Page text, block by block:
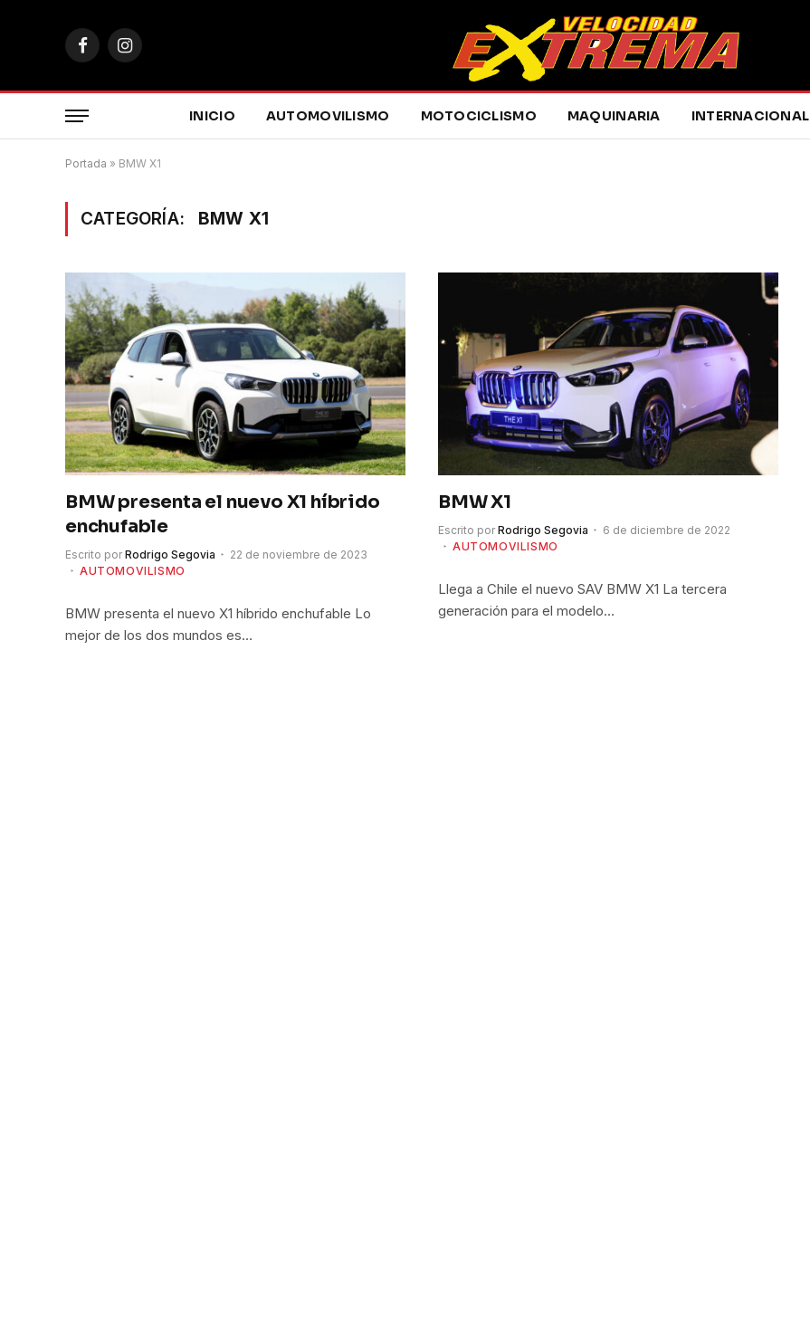
FacebookInstagram
INICIO AUTOMOVILISMO MOTOCICLISMO MAQUINARIA INTERNACIONAL
Portada » BMW X1
CATEGORÍA: BMW X1
BMW presenta el nuevo X1 híbrido
enchufable
Escrito por Rodrigo Segovia
22 de noviembre de 2023
AUTOMOVILISMO
BMW presenta el nuevo X1 híbrido enchufable Lo
mejor de los dos mundos es…
BMW X1
Escrito por Rodrigo Segovia
6 de diciembre de 2022
AUTOMOVILISMO
Llega a Chile el nuevo SAV BMW X1 La tercera
generación para el modelo…